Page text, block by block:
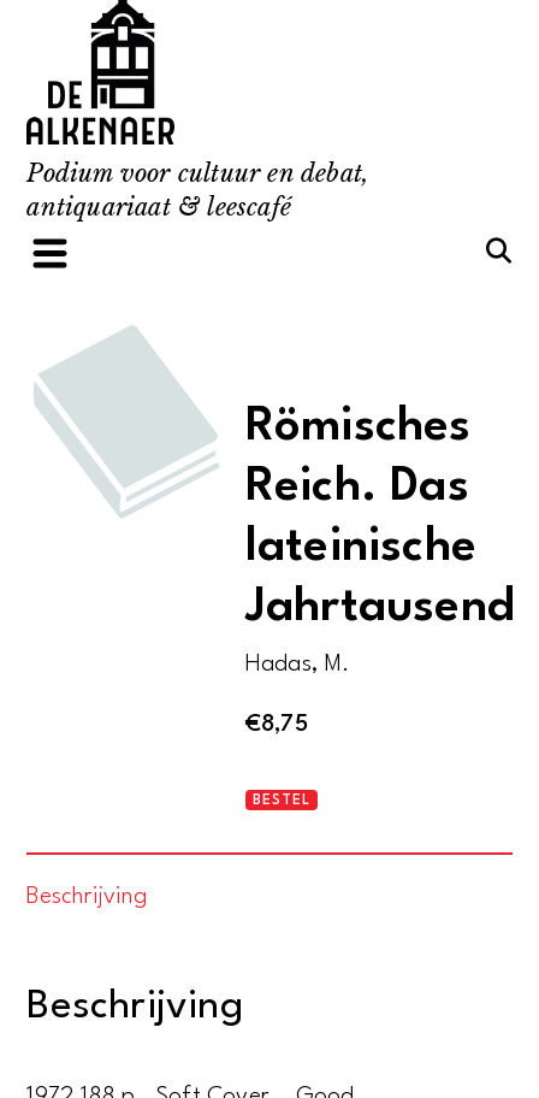
content
Podium voor cultuur en debat,
antiquariaat & leescafé
Römisches
Reich. Das
lateinische
Jahrtausend
Hadas, M.
€8,75
Römisches
BESTEL
Beschrijving
Beschrijving